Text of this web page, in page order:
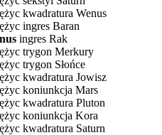
kwadratura Wenus
ingres Baran
ingres Rak
trygon Merkury
trygon Słońce
kwadratura Jowisz
koniunkcja Mars
kwadratura Pluton
koniunkcja Kora
kwadratura Saturn